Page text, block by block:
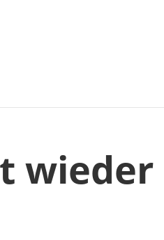
wieder